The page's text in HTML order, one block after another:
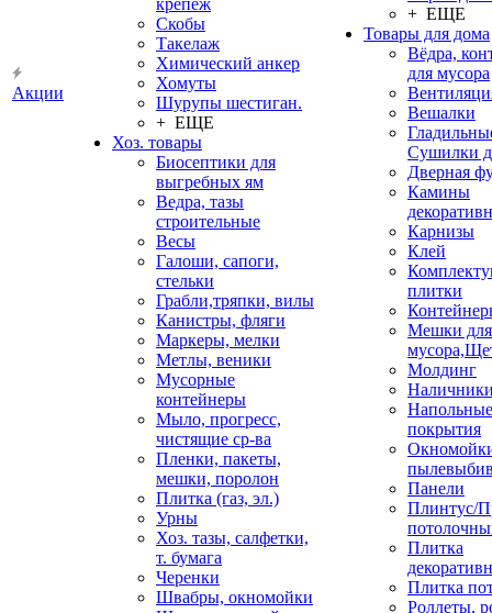
Акции
крепёж
Скобы
Такелаж
Химический анкер
Хомуты
Шурупы шестиган.
+ ЕЩЕ
Хоз. товары
Биосептики для
выгребных ям
Ведра, тазы
строительные
Весы
Галоши, сапоги,
стельки
Грабли,тряпки, вилы
Канистры, фляги
Маркеры, мелки
Метлы, веники
Мусорные
контейнеры
Мыло, прогресс,
чистящие ср-ва
Пленки, пакеты,
мешки, поролон
Плитка (газ, эл.)
Урны
Хоз. тазы, салфетки,
т. бумага
Черенки
Швабры, окномойки
+ ЕЩЕ
Товары для дома
Вёдра,
для мусора
Вешалки
Сушилки
Дверная
Камины
Карнизы
Клей
плитки
Мешки для
Молдинг
Напольные
покрытия
Панели
Плинтус/
Плитка
Плитка
Роллеты,